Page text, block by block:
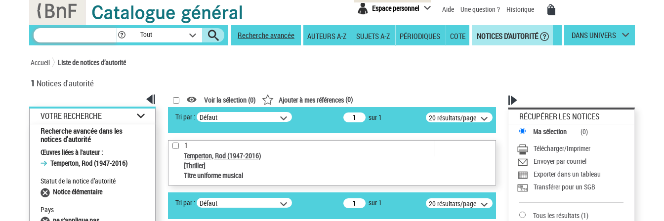
Espace personnel Aide Une question ? Historique
Tout Recherche avancée AUTEURS A-Z SUJETS A-Z PÉRIODIQUES COTE NOTICES D'AUTORITÉ DANS UNIVERS
Accueil Liste de notices d’autorité
1 Notices d'autorité
VOTRE RECHERCHE
Recherche avancée dans les
notices d’autorité
Œuvres liées à l'auteur :
Temperton, Rod (1947-2016)
Statut de la notice d’autorité
Notice élémentaire
Pays
Voir la sélection (0) Ajouter à mes références(0)
Tri par : Défaut sur 1 20 résultats/page
1
Temperton, Rod (1947-2016)
[Thriller]
Titre uniforme musical
Tri par : Défaut sur 1 20 résultats/page
RÉCUPÉRER LES NOTICES
Ma sélection (0)
Télécharger/Imprimer
Envoyer par courriel
Exporter dans un tableau
Transférer pour un SGB
Tous les résultats(1)
Panneau de gestion des cookies